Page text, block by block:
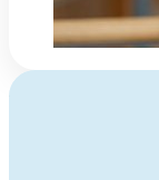
Har du frågor